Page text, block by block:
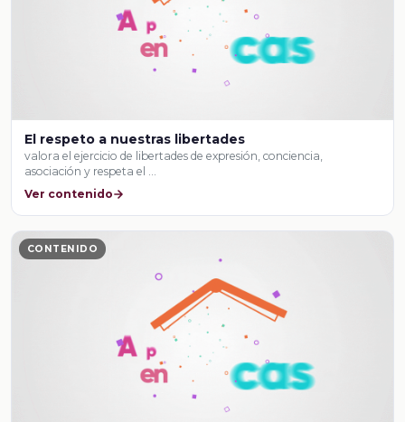
El respeto a nuestras libertades
valora el ejercicio de libertades de expresión, conciencia,
asociación y respeta el …
Ver contenido
CONTENIDO